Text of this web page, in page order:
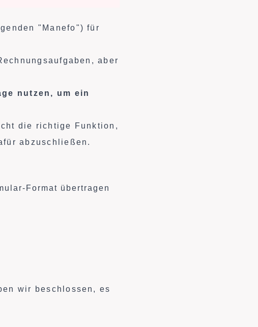
"Manefo") für
aber
nutzen, um ein
die richtige Funktion,
abzuschließen.
Format übertragen
wir beschlossen, es